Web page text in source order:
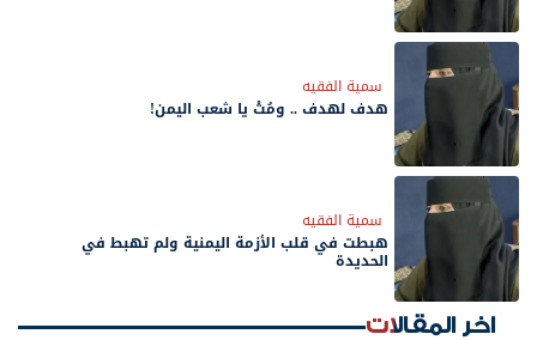
سمية الفقيه
هدف لهدف .. ومُتْ يا شعب اليمن!
سمية الفقيه
هبطت في قلب الأزمة اليمنية ولم تهبط في
الحديدة
اخر المقالات